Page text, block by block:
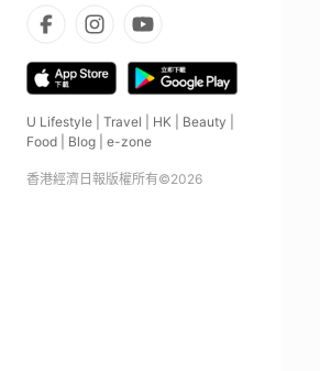
U Lifestyle Travel HK Beauty
Food
Blog e-zone
香港經濟日報版權所有©2026